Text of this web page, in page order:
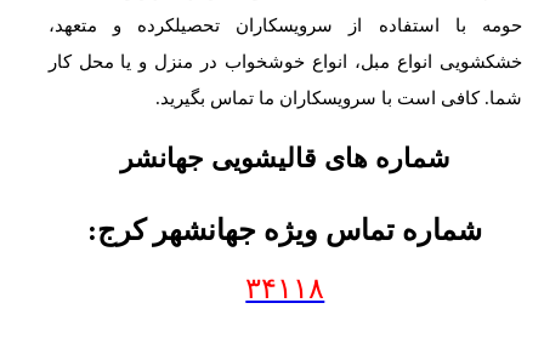
حومه با استفاده از سرویسکاران تحصیلکرده و متعهد،
خشکشویی انواع مبل، انواع خوشخواب در منزل و یا محل کار
شما. کافی است با سرویسکاران ما تماس بگیرید.
شماره های قالیشویی جهانشر
شماره تماس ویژه جهانشهر کرج:
۳۴۱۱۸